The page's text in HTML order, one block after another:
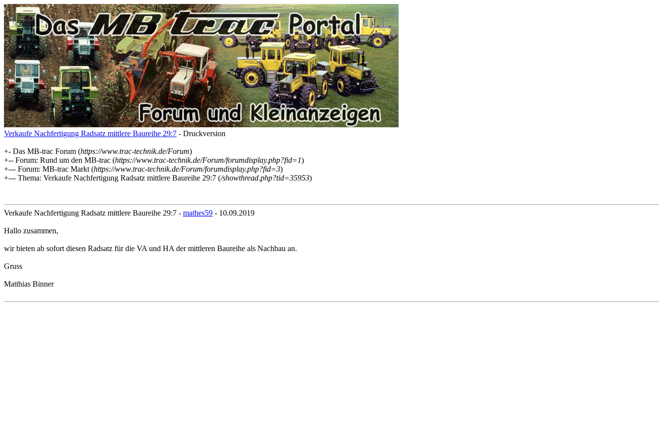
Verkaufe Nachfertigung Radsatz mittlere Baureihe 29:7 - Druckversion
+- Das MB-trac Forum (https://www.trac-technik.de/Forum)
+-- Forum: Rund um den MB-trac (https://www.trac-technik.de/Forum/forumdisplay.php?fid=1)
+--- Forum: MB-trac Markt (https://www.trac-technik.de/Forum/forumdisplay.php?fid=3)
+--- Thema: Verkaufe Nachfertigung Radsatz mittlere Baureihe 29:7 (/showthread.php?tid=35953)
Verkaufe Nachfertigung Radsatz mittlere Baureihe 29:7 - mathes59 - 10.09.2019
Hallo zusammen,
wir bieten ab sofort diesen Radsatz für die VA und HA der mittleren Baureihe als Nachbau an.
Gruss
Matthias Binner